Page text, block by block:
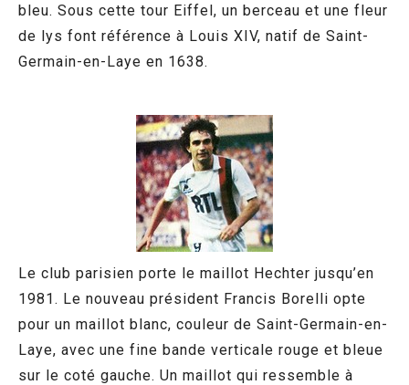
bleu. Sous cette tour Eiffel, un berceau et une fleur
de lys font référence à Louis XIV, natif de Saint-
Germain-en-Laye en 1638.
Le club parisien porte le maillot Hechter jusqu’en
1981. Le nouveau président Francis Borelli opte
pour un maillot blanc, couleur de Saint-Germain-en-
Laye, avec une fine bande verticale rouge et bleue
sur le coté gauche. Un maillot qui ressemble à